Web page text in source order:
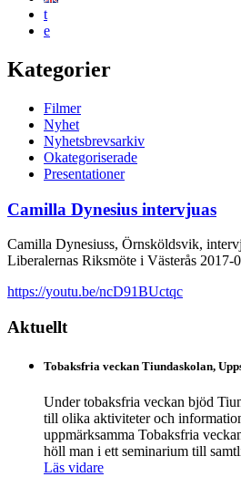
t
e
Kategorier
Filmer
Nyhet
Nyhetsbrevsarkiv
Okategoriserade
Presentationer
Camilla Dynesius intervjuas
Camilla Dynesiuss, Örnsköldsvik,
Liberalernas Riksmöte i Västerås 2017-
https://youtu.be/ncD91BUctqc
Aktuellt
Tobaksfria veckan Tiundaskolan,
Under tobaksfria veckan bjöd
till olika aktiviteter och
uppmärksamma Tobaksfria
höll man i ett seminarium till
Läs vidare